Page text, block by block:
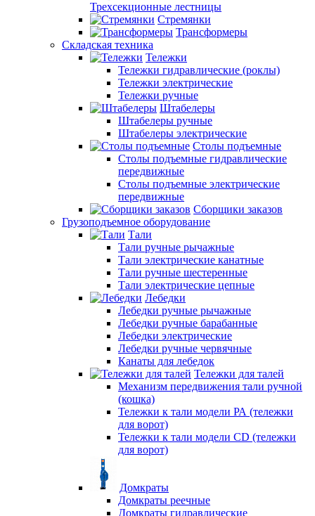
Трехсекционные лестницы
Стремянки
Трансформеры
Складская техника
Тележки
Тележки гидравлические (роклы)
Тележки электрические
Тележки ручные
Штабелеры
Штабелеры ручные
Штабелеры электрические
Столы подъемные
Столы подъемные гидравлические
передвижные
Столы подъемные электрические
передвижные
Сборщики заказов
Грузоподъемное оборудование
Тали
Тали ручные рычажные
Тали электрические канатные
Тали ручные шестеренные
Тали электрические цепные
Лебедки
Лебедки ручные рычажные
Лебедки ручные барабанные
Лебедки электрические
Лебедки ручные червячные
Канаты для лебедок
Тележки для талей
Механизм передвижения тали ручной
(кошка)
Тележки к тали модели РА (тележки
для ворот)
Тележки к тали модели CD (тележки
для ворот)
Домкраты
Домкраты реечные
Домкраты гидравлические